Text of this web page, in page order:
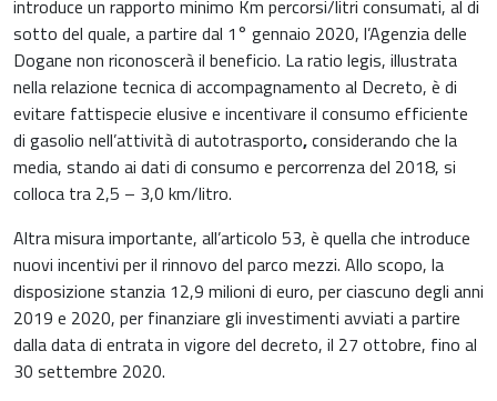
introduce un rapporto minimo Km percorsi/litri consumati, al di
sotto del quale, a partire dal 1° gennaio 2020, l’Agenzia delle
Dogane non riconoscerà il beneficio. La ratio legis, illustrata
nella relazione tecnica di accompagnamento al Decreto, è di
evitare fattispecie elusive e incentivare il consumo efficiente
di gasolio nell’attività di autotrasporto,considerando che la
media, stando ai dati di consumo e percorrenza del 2018, si
colloca tra 2,5 – 3,0 km/litro.
Altra misura importante, all’articolo 53, è quella che introduce
nuovi incentivi per il rinnovo del parco mezzi. Allo scopo, la
disposizione stanzia 12,9 milioni di euro, per ciascuno degli anni
2019 e 2020, per finanziare gli investimenti avviati a partire
dalla data di entrata in vigore del decreto, il 27 ottobre, fino al
30 settembre 2020.